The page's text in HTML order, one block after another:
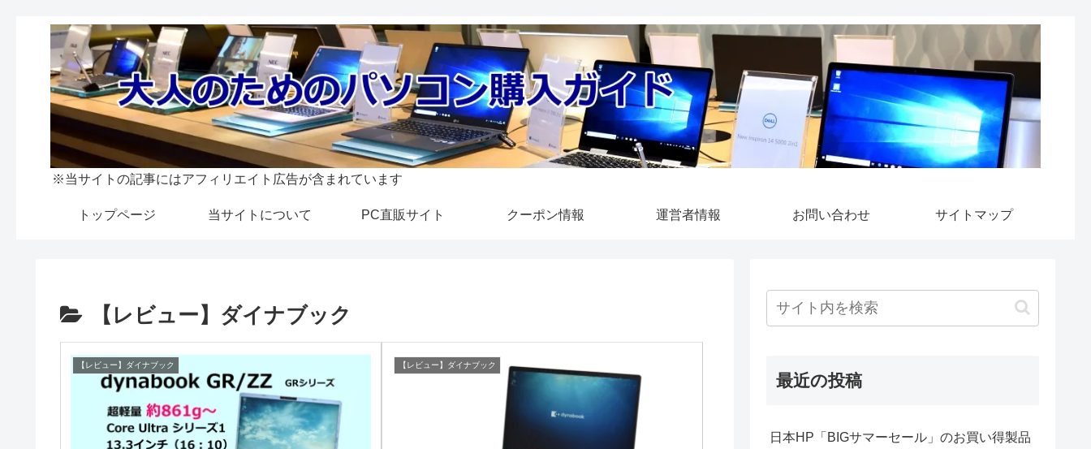
※当サイトの記事にはアフィリエイト広告が含まれています
トップページ 当サイトについて PC直販サイト クーポン情報 運営者情報 お問い合わせ サイトマップ
【レビュー】ダイナブック
【レビュー】ダイナブック 【レビュー】ダイナブック
最近の投稿
日本HP「BIGサマーセール」のお買い得製品